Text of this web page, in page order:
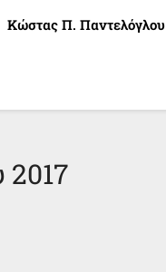
Κώστας Π. Παντελόγλου
2017